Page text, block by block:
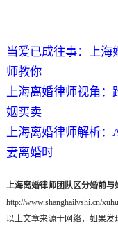
当爱已成往事：上海
师教你
上海离婚律师视角：
姻买卖
上海离婚律师解析：
妻离婚时
上海离婚律师团队区分婚前与
http://www.shanghailvshi.cn/
以上文章来源于网络，如果发